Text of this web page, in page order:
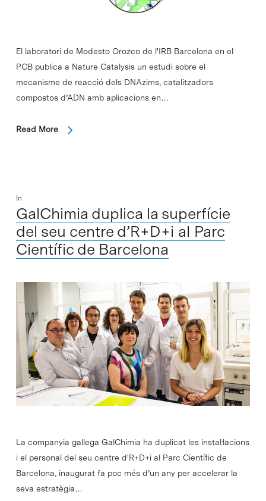
El laboratori de Modesto Orozco de l'IRB Barcelona en el
PCB publica a Nature Catalysis un estudi sobre el
mecanisme de reacció dels DNAzims, catalitzadors
compostos d’ADN amb aplicacions en…
Read More
In
GalChimia duplica la superfície
del seu centre d’R+D+i al Parc
Científic de Barcelona
La companyia gallega GalChimia ha duplicat les instal·lacions
i el personal del seu centre d'R+D+i al Parc Científic de
Barcelona, inaugurat fa poc més d’un any per accelerar la
seva estratègia…